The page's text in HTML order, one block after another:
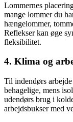
Lommernes
mange lommer du
hængelommer,
Reflekser kan øge
fleksibilitet.
4. Klima og
Til indendørs
behagelige, mens
udendørs brug i
arbejdsbukser med